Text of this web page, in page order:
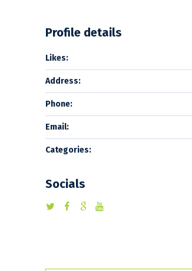
Profile details
Likes:
Address:
Phone:
Email:
Categories:
Socials